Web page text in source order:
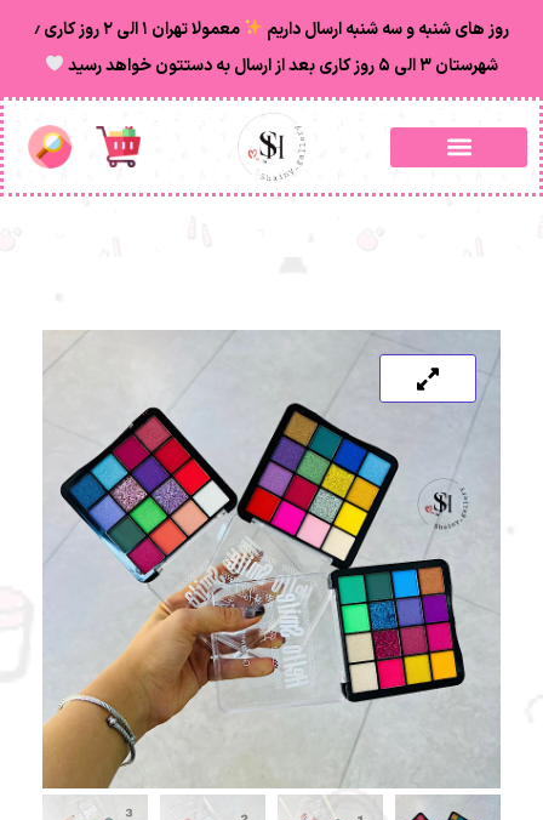
روز های شنبه و سه شنبه ارسال داریم
معمولا تهران ۱ الی ۲ روز‌ کاری ٫
شهرستان ۳ الی ۵ روز کاری بعد از ارسال به دستتون خواهد رسید